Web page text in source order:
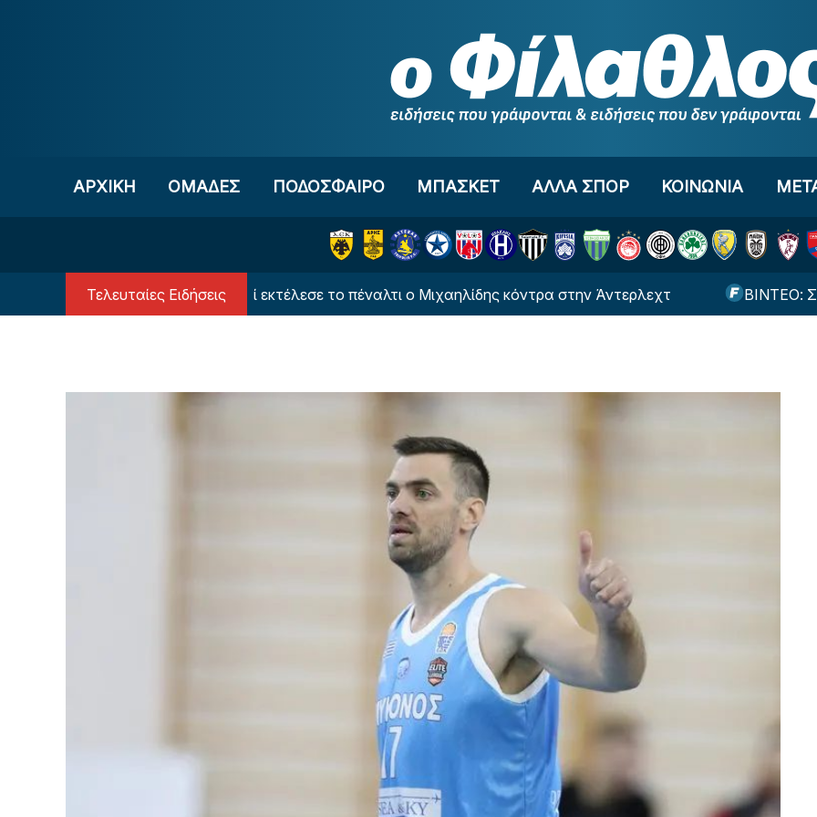
ΑΡΧΙΚΗ OΜΑΔΕΣ ΠΟΔΟΣΦΑΙΡΟ ΜΠΑΣΚΕΤ ΑΛΛΑ ΣΠΟΡ ΚΟΙΝΩΝΙΑ
Τελευταίες Ειδήσεις
Ο Λίσι αποκάλυψε γιατί εκτέλεσε το πέναλτι ο Μιχαηλίδης κόντρα στην Άντερλεχτ ΒΙΝΤΕΟ: Σε…